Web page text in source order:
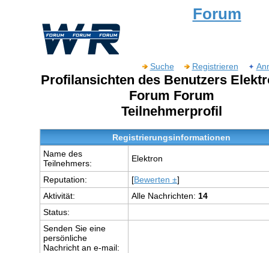
Forum
Suche Registrieren
Profilansichten des Benutzers
Forum Forum
Teilnehmerprofil
Registrierungsinformationen
Name des
Teilnehmers:
Elektron
Reputation: [Bewerten ±]
Aktivität:
Alle Nachrichten: 14
Status:
Senden Sie eine
persönliche
Nachricht an e-mail: